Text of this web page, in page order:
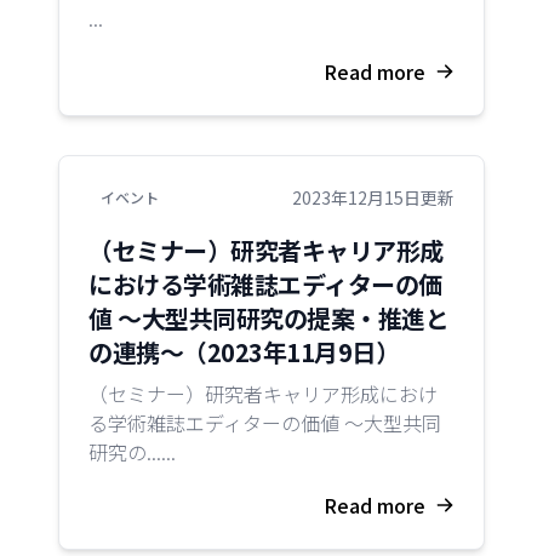
...
Read more
イベント 2023年12月15日更新
（セミナー）研究者キャリア形成
における学術雑誌エディターの価
値 〜大型共同研究の提案・推進と
の連携〜（2023年11月9日）
（セミナー）研究者キャリア形成におけ
る学術雑誌エディターの価値 〜大型共同
研究の......
Read more